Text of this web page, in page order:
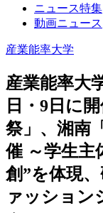
ニュース特集
動画ニュース
産業能率大学
産業能率大
日・9日に
祭」、湘南
催 ～学生主
創”を体現
ァッション